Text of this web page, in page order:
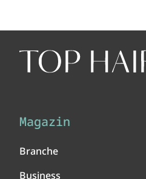
Magazin
Branche
Business